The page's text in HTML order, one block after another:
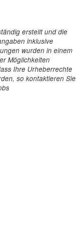
erstellt und die
inklusive
wurden in einem
Möglichkeiten
Ihre Urheberrechte
so kontaktieren Sie